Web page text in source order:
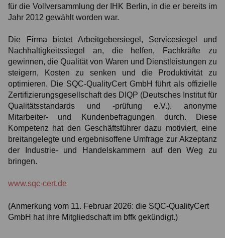
für die Vollversammlung der IHK Berlin, in die er bereits im
Jahr 2012 gewählt worden war.
Die Firma bietet Arbeitgebersiegel, Servicesiegel und
Nachhaltigkeitssiegel an, die helfen, Fachkräfte zu
gewinnen, die Qualität von Waren und Dienstleistungen zu
steigern, Kosten zu senken und die Produktivität zu
optimieren. Die SQC-QualityCert GmbH führt als offizielle
Zertifizierungsgesellschaft des DIQP (Deutsches Institut für
Qualitätsstandards und -prüfung e.V.). anonyme
Mitarbeiter- und Kundenbefragungen durch. Diese
Kompetenz hat den Geschäftsführer dazu motiviert, eine
breitangelegte und ergebnisoffene Umfrage zur Akzeptanz
der Industrie- und Handelskammern auf den Weg zu
bringen.
www.sqc-cert.de
(Anmerkung vom 11. Februar 2026: die SQC-QualityCert
GmbH hat ihre Mitgliedschaft im bffk gekündigt.)